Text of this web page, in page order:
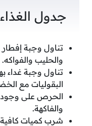
جدول
تناول وجبة
والحليب والفواكه.
تناول وجبة غداء
البقوليات مع
الحرص على
والفاكهة.
شرب كميات كافية